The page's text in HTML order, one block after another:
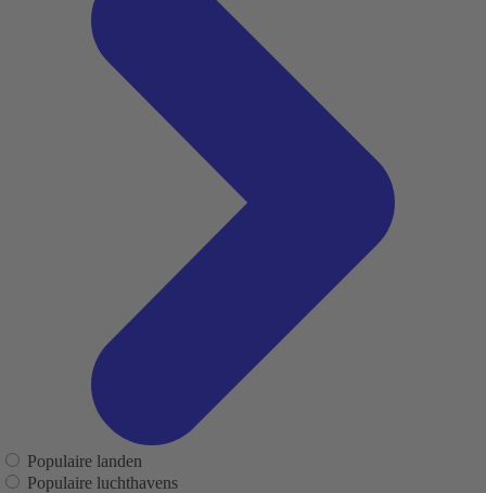
Populaire landen
Populaire luchthavens